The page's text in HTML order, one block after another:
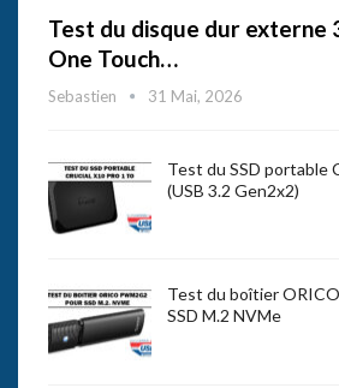
Test du disque dur externe
One Touch…
Sebastien 31 Mai, 2026
Test du SSD portable
(USB 3.2 Gen2x2)
Test du boîtier
SSD M.2 NVMe